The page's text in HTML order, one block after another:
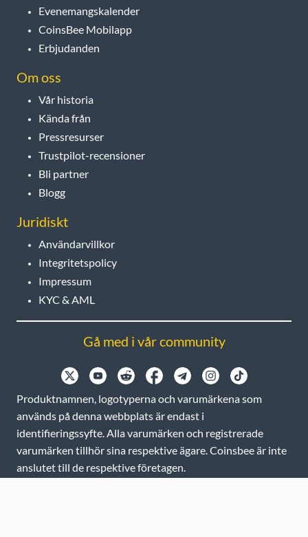
Evenemangskalender
CoinsBee Mobilapp
Erbjudanden
Om oss
Vår historia
Kända från
Pressresurser
Trustpilot-recensioner
Bli partner
Blogg
Juridiskt
Användarvillkor
Integritetspolicy
Impressum
KYC & AML
Gå med i vår community
Produktnamnen, logotyperna och varumärkena som
används på denna webbplats är endast i
identifieringssyfte. Alla varumärken och registrerade
varumärken tillhör sina respektive ägare. Coinsbee är inte
anslutet till de respektive företagen.